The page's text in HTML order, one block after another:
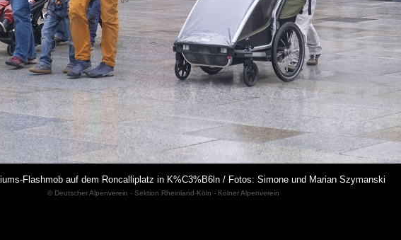
Flashmob auf dem Roncalliplatz in K%C3%B6ln / Fotos: Simone und Marian Szymanski
© Deutscher Alpenverein - Sektion Rheinland-Köln - Kölner Alpenverein